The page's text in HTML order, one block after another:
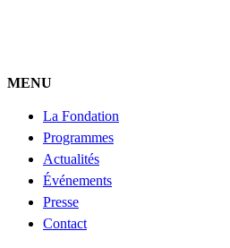
MENU
La Fondation
Programmes
Actualités
Événements
Presse
Contact